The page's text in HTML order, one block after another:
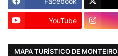
YouTube
MAPA TURÍSTICO DE MONTEIRO